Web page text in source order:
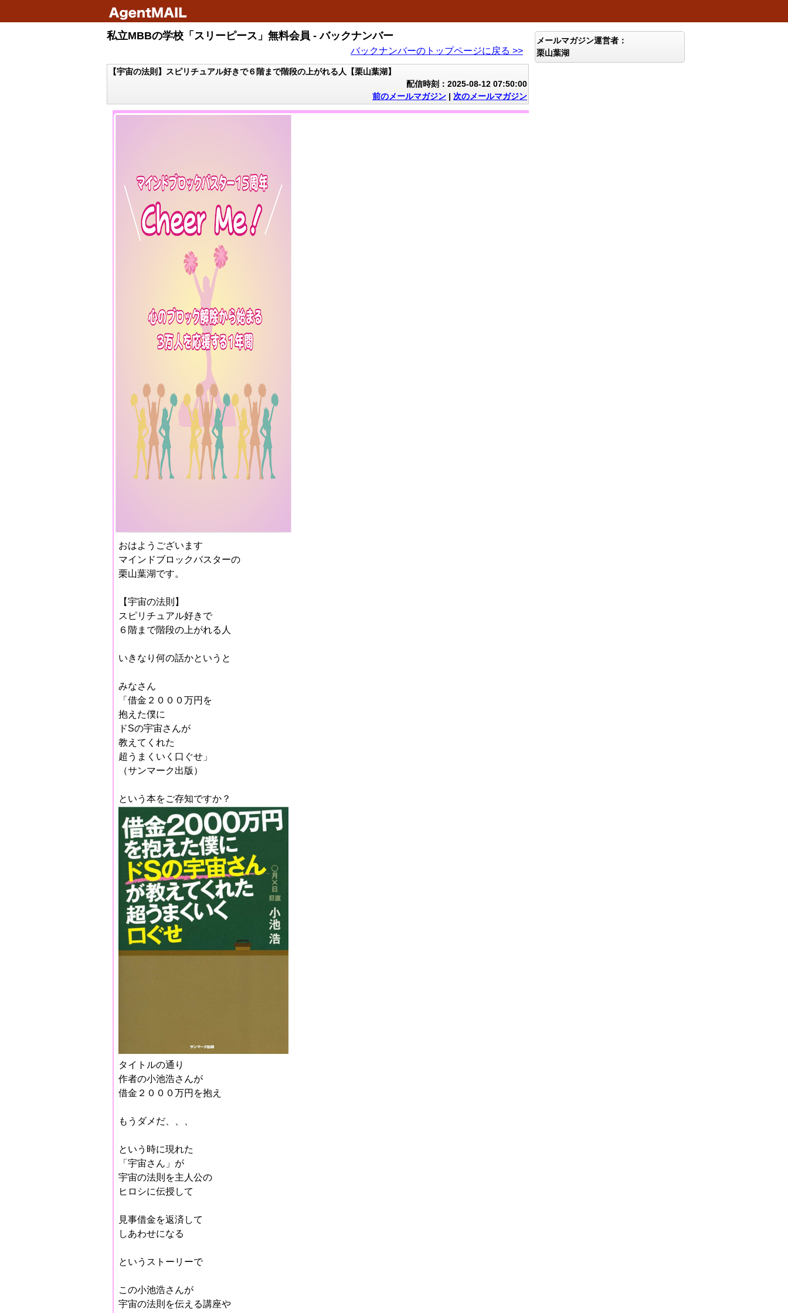
私立MBBの学校「スリーピース」無料会員 - バックナンバー
バックナンバーのトップページに戻る >>
【宇宙の法則】スピリチュアル好きで６階まで階段の上がれる人【栗山葉湖】
配信時刻：2025-08-12 07:50:00
前のメールマガジン | 次のメールマガジン
おはようございます
マインドブロックバスターの
栗山葉湖です。
【宇宙の法則】
スピリチュアル好きで
６階まで階段の上がれる人
いきなり何の話かというと
みなさん
「借金２０００万円を
抱えた僕に
ドSの宇宙さんが
教えてくれた
超うまくいく口ぐせ」
（サンマーク出版）
という本をご存知ですか？
タイトルの通り
作者の小池浩さんが
借金２０００万円を抱え
もうダメだ、、、
という時に現れた
「宇宙さん」が
宇宙の法則を主人公の
ヒロシに伝授して
見事借金を返済して
しあわせになる
というストーリーで
この小池浩さんが
宇宙の法則を伝える講座や
メールマガジン運営者：
栗山葉湖